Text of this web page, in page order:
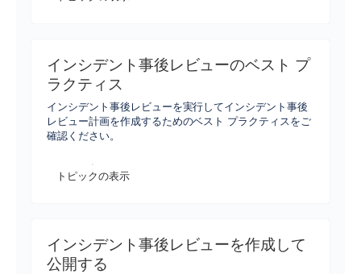
インシデント事後レビューのベスト プ
ラクティス
インシデント事後レビューを実行してインシデント事後
レビュー計画を作成するためのベスト プラクティスをご
確認ください。
トピックの表示
インシデント事後レビューを作成して
公開する